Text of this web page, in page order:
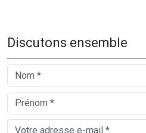
Discutons ensemble